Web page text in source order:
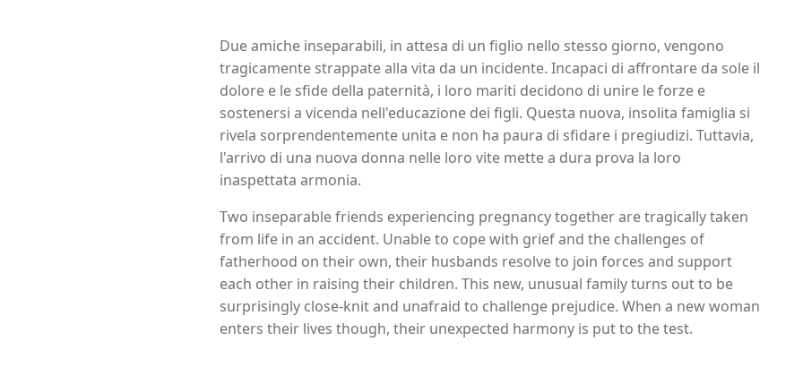
Due amiche inseparabili, in attesa di un figlio nello stesso giorno, vengono
tragicamente strappate alla vita da un incidente. Incapaci di affrontare da sole il
dolore e le sfide della paternità, i loro mariti decidono di unire le forze e
sostenersi a vicenda nell'educazione dei figli. Questa nuova, insolita famiglia si
rivela sorprendentemente unita e non ha paura di sfidare i pregiudizi. Tuttavia,
l'arrivo di una nuova donna nelle loro vite mette a dura prova la loro
inaspettata armonia.
Two inseparable friends experiencing pregnancy together are tragically taken
from life in an accident. Unable to cope with grief and the challenges of
fatherhood on their own, their husbands resolve to join forces and support
each other in raising their children. This new, unusual family turns out to be
surprisingly close-knit and unafraid to challenge prejudice. When a new woman
enters their lives though, their unexpected harmony is put to the test.